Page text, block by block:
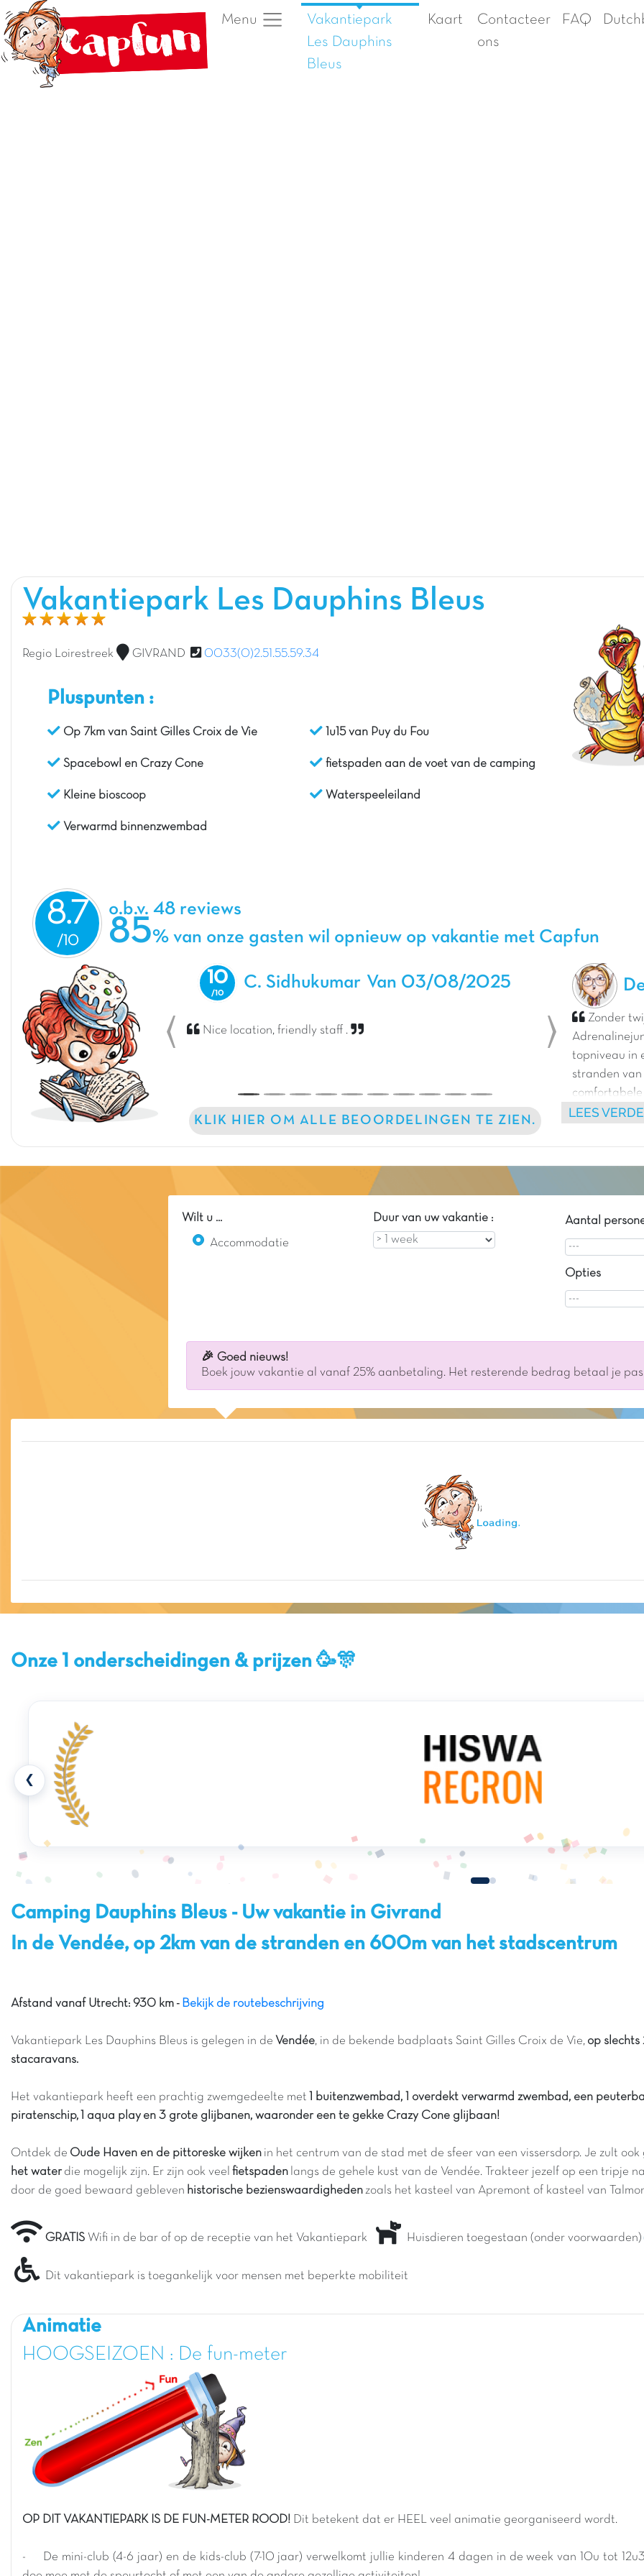
Menu
Vakantiepark
Les Dauphins
Bleus
Kaart
Contacteer
ons
FAQ
Vakantiepark Les Dauphins Bleus
Regio Loirestreek GIVRAND 0033(0)2.51.55.59.34
Pluspunten :
Op 7km van Saint Gilles Croix de Vie
Spacebowl en Crazy Cone
Kleine bioscoop
Verwarmd binnenzwembad
1u15 van Puy du Fou
fietspaden aan de voet van de camping
Waterspeeleiland
8.7 o.b.v. 48 reviews
85% van onze gasten wil opnieuw op vakantie met Capfun
10 C. Sidhukumar Van 03/08/2025
Nice location, friendly staff .
Previous Next
KLIK HIER OM ALLE BEOORDELINGEN TE ZIEN.
Zonder
topniveau in
stranden
de
tussen de
naar de
LEES
Wilt u ...
Accommodatie
Duur van uw vakantie : Aantal
Opties
🎉 Goed nieuws!
Boek jouw vakantie al vanaf 25% aanbetaling. Het resterende bedrag betaal je
Onze 1 onderscheidingen & prijzen 🥳🎊
❮
Camping Dauphins Bleus - Uw vakantie in Givrand
In de Vendée, op 2km van de stranden en 600m van het stadscentrum
Afstand vanaf Utrecht: 930 km - Bekijk de routebeschrijving
Vakantiepark Les Dauphins Bleus is gelegen in de Vendée, in de bekende badplaats Saint Gilles Croix de Vie, op slechts
stacaravans.
Het vakantiepark heeft een prachtig zwemgedeelte met
1 buitenzwembad, 1 overdekt verwarmd zwembad, een
piratenschip, 1 aqua play en 3 grote glijbanen, waaronder een te gekke Crazy Cone glijbaan!
Ontdek de Oude Haven en de pittoreske wijken in het centrum van de stad met de sfeer van een vissersdorp. Je zult
het waterdie mogelijk zijn. Er zijn ook veel fietspaden langs de gehele kust van de Vendée. Trakteer jezelf op een tripje
door de goed bewaard gebleven historische bezienswaardighedenzoals het kasteel van Apremont of kasteel van
GRATIS Wifi in de bar of op de receptie van het Vakantiepark Huisdieren toegestaan (onder voorwaarden)
Dit vakantiepark is toegankelijk voor mensen met beperkte mobiliteit
Animatie
HOOGSEIZOEN : De fun-meter
OP DIT VAKANTIEPARK IS DE FUN-METER ROOD! Dit betekent dat er HEEL veel animatie georganiseerd wordt.
- De mini-club (4-6 jaar) en de kids-club (7-10 jaar) verwelkomt jullie kinderen 4 dagen in de week van 10u tot